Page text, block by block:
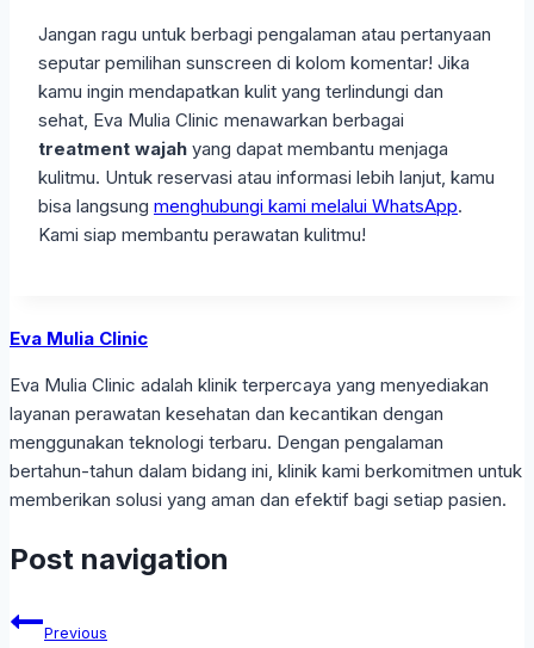
Jangan ragu untuk berbagi pengalaman atau pertanyaan
seputar pemilihan sunscreen di kolom komentar! Jika
kamu ingin mendapatkan kulit yang terlindungi dan
sehat, Eva Mulia Clinic menawarkan berbagai
treatment wajah yang dapat membantu menjaga
kulitmu. Untuk reservasi atau informasi lebih lanjut, kamu
bisa langsung menghubungi kami melalui WhatsApp.
Kami siap membantu perawatan kulitmu!
Eva Mulia Clinic
Eva Mulia Clinic adalah klinik terpercaya yang menyediakan
layanan perawatan kesehatan dan kecantikan dengan
menggunakan teknologi terbaru. Dengan pengalaman
bertahun-tahun dalam bidang ini, klinik kami berkomitmen untuk
memberikan solusi yang aman dan efektif bagi setiap pasien.
Post navigation
Previous